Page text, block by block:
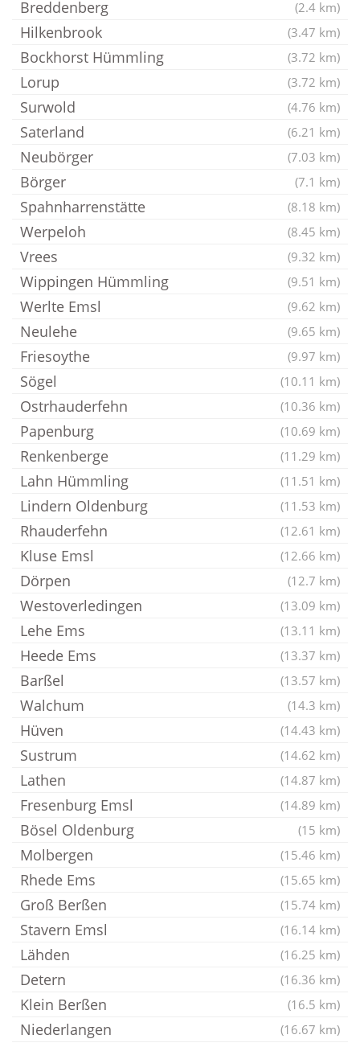
Breddenberg (2.4 km)
Hilkenbrook (3.47 km)
Bockhorst Hümmling (3.72 km)
Lorup (3.72 km)
Surwold (4.76 km)
Saterland (6.21 km)
Neubörger (7.03 km)
Börger (7.1 km)
Spahnharrenstätte (8.18 km)
Werpeloh (8.45 km)
Vrees (9.32 km)
Wippingen Hümmling (9.51 km)
Werlte Emsl (9.62 km)
Neulehe (9.65 km)
Friesoythe (9.97 km)
Sögel (10.11 km)
Ostrhauderfehn (10.36 km)
Papenburg (10.69 km)
Renkenberge (11.29 km)
Lahn Hümmling (11.51 km)
Lindern Oldenburg (11.53 km)
Rhauderfehn (12.61 km)
Kluse Emsl (12.66 km)
Dörpen (12.7 km)
Westoverledingen (13.09 km)
Lehe Ems (13.11 km)
Heede Ems (13.37 km)
Barßel (13.57 km)
Walchum (14.3 km)
Hüven (14.43 km)
Sustrum (14.62 km)
Lathen (14.87 km)
Fresenburg Emsl (14.89 km)
Bösel Oldenburg (15 km)
Molbergen (15.46 km)
Rhede Ems (15.65 km)
Groß Berßen (15.74 km)
Stavern Emsl (16.14 km)
Lähden (16.25 km)
Detern (16.36 km)
Klein Berßen (16.5 km)
Niederlangen (16.67 km)